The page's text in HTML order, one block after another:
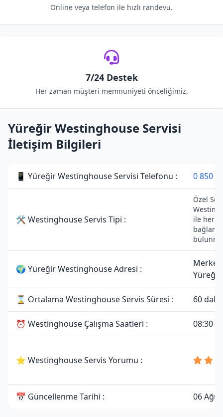
Online veya telefon ile hızlı randevu.
7/24 Destek
Her zaman müşteri memnuniyeti önceliğimiz.
Yüreğir Westinghouse Servisi
İletişim Bilgileri
📱 Yüreğir Westinghouse Servisi Telefonu : 0 850
🛠 Westinghouse Servis Tipi :
Özel
ile
🌍 Yüreğir Westinghouse Adresi :
Merkez,
⌛ Ortalama Westinghouse Servis Süresi : 60
⏰ Westinghouse Çalışma Saatleri : 08:30 -
⭐ Westinghouse Servis Yorumu :
📅 Güncellenme Tarihi : 06